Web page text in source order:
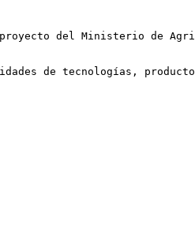
del Ministerio de
de tecnologías,